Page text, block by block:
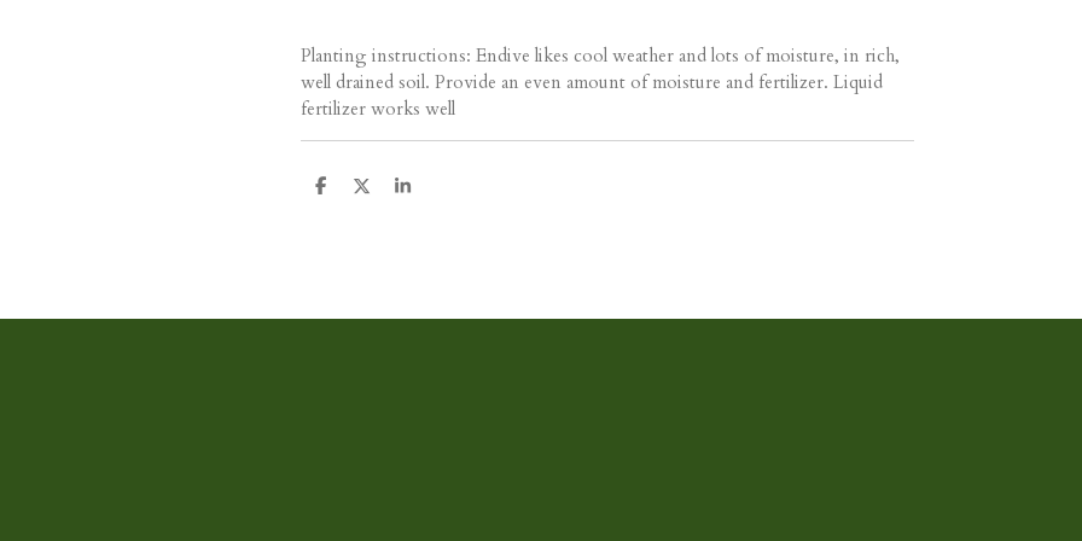
Planting instructions: Endive likes cool weather and lots of moisture, in rich,
well drained soil. Provide an even amount of moisture and fertilizer. Liquid
fertilizer works well
D
D
S